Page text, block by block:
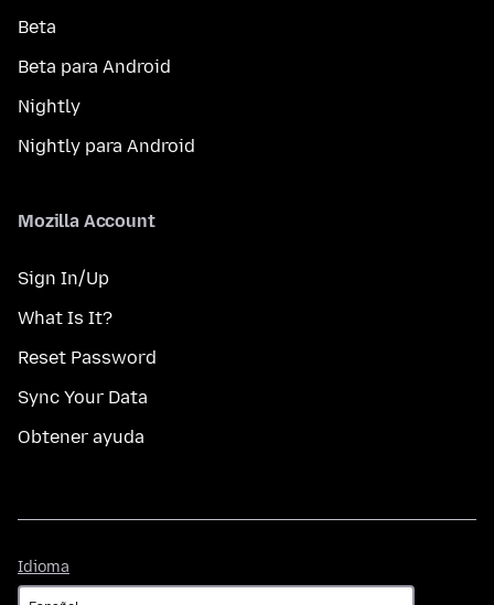
Beta
Beta para Android
Nightly
Nightly para Android
Mozilla Account
Sign In/Up
What Is It?
Reset Password
Sync Your Data
Obtener ayuda
Idioma